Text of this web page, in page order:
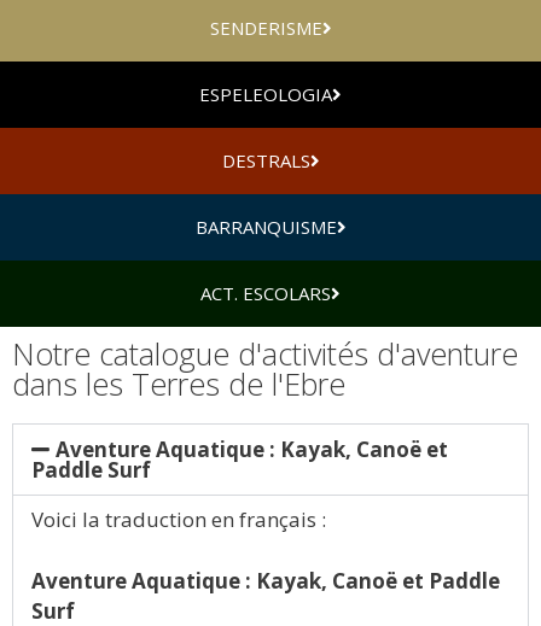
SENDERISME
ESPELEOLOGIA
DESTRALS
BARRANQUISME
ACT. ESCOLARS
Notre catalogue d'activités d'aventure
dans les Terres de l'Ebre
Aventure Aquatique : Kayak, Canoë et
Paddle Surf
Voici la traduction en français :
Aventure Aquatique : Kayak, Canoë et Paddle
Surf